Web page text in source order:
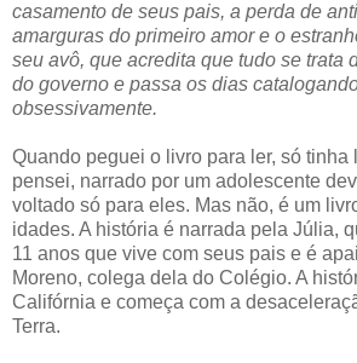
casamento de seus pais, a perda de
amarguras do primeiro amor e o
seu avô, que acredita que tudo se trata
do governo e passa os dias
obsessivamente.
Quando peguei o livro para ler, só tinha
pensei, narrado por um adolescente
voltado só para eles. Mas não, é um
idades. A história é narrada pela Júlia,
11 anos que vive com seus pais e é
Moreno, colega dela do Colégio. A
Califórnia e começa com a
Terra.